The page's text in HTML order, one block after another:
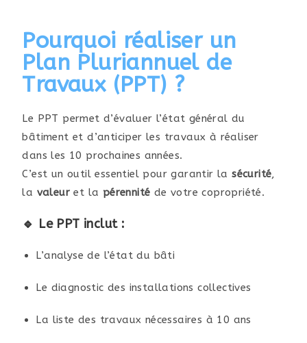
Pourquoi réaliser un
Plan Pluriannuel de
Travaux (PPT) ?
Le PPT permet d’évaluer l’état général du
bâtiment et d’anticiper les travaux à réaliser
dans les 10 prochaines années.
C’est un outil essentiel pour garantir lasécurité,
la valeur et la pérennité de votre copropriété.
🔹 Le PPT inclut :
L’analyse de l’état du bâti
Le diagnostic des installations collectives
La liste des travaux nécessaires à 10 ans